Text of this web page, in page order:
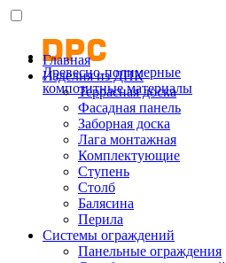
Древесно-полимерные
композитные материалы
Главная
Изделия из ДПК
Террасная доска
Фасадная панель
Заборная доска
Лага монтажная
Комплектующие
Ступень
Столб
Балясина
Перила
Системы ограждений
Панельные ограждения